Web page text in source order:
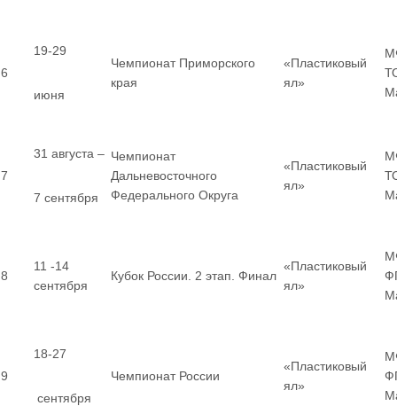
6
19-29
июня
Чемпионат Приморского
края
«Пластиковый
ял»
7
31 августа –
7 сентября
Чемпионат
Дальневосточного
Федерального Округа
«Пластиковый
ял»
8
11 -14
сентября
Кубок России. 2 этап. Финал
«Пластиковый
ял»
9
18-27
сентября
Чемпионат России
«Пластиковый
ял»